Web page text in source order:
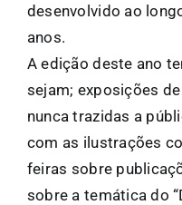
desenvolvido ao
anos.
A edição deste ano
sejam; exposições
nunca trazidas a
com as ilustrações
feiras sobre
sobre a temática do